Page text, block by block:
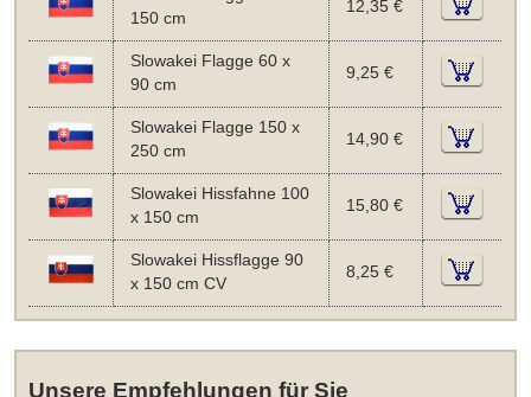
150 cm
12,35 €
Slowakei Flagge 60 x
90 cm
9,25 €
Slowakei Flagge 150 x
250 cm
14,90 €
Slowakei Hissfahne 100
x 150 cm
15,80 €
Slowakei Hissflagge 90
x 150 cm CV
8,25 €
Unsere Empfehlungen für Sie